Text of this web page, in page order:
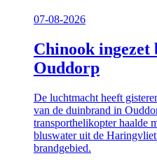
07-08-2026
Chinook
Ouddorp
De luchtmacht heeft
van de duinbrand in
transporthelikopter haalde
bluswater uit de
brandgebied.